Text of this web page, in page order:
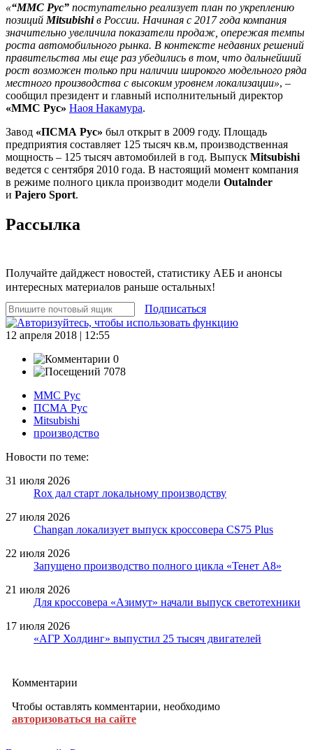
«“ММС Рус” поступательно реализует план по укреплению
позиций Mitsubishiв России. Начиная с 2017 года компания
значительно увеличила показатели продаж, опережая темпы
роста автомобильного рынка. В контексте недавних решений
правительства мы еще раз убедились в том, что дальнейший
рост возможен только при наличии широкого модельного ряда
местного производства с высоким уровнем локализации», –
сообщил президент и главный исполнительный директор
«ММС Рус» Наоя Накамура.
Завод «ПСМА Рус» был открыт в 2009 году. Площадь
предприятия составляет 125 тысяч кв.м, производственная
мощность – 125 тысяч автомобилей в год. Выпуск Mitsubishi
ведется с сентября 2010 года. В настоящий момент компания
в режиме полного цикла производит модели Outalnder
и Pajero Sport.
Рассылка
Получайте дайджест новостей, статистику АЕБ и анонсы
интересных материалов раньше остальных!
Подписаться
12 апреля 2018 | 12:55
0
7078
ММС Рус
ПСМА Рус
Mitsubishi
производство
Новости по теме:
31 июля 2026
Rox дал старт локальному производству
27 июля 2026
Changan локализует выпуск кроссовера CS75 Plus
22 июля 2026
Запущено производство полного цикла «Тенет A8»
21 июля 2026
Для кроссовера «Азимут» начали выпуск светотехники
17 июля 2026
«АГР Холдинг» выпустил 25 тысяч двигателей
Комментарии
Чтобы оставлять комментарии, необходимо
авторизоваться на сайте